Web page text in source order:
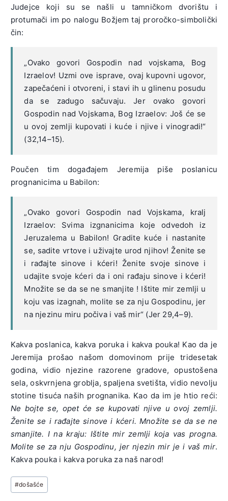
Judejce koji su se našli u tamničkom dvorištu i
protumači im po nalogu Božjem taj proročko-simbolički
čin:
„Ovako govori Gospodin nad vojskama, Bog
Izraelov! Uzmi ove isprave, ovaj kupovni ugovor,
zapečaćeni i otvoreni, i stavi ih u glinenu posudu
da se zadugo sačuvaju. Jer ovako govori
Gospodin nad Vojskama, Bog Izraelov: Još će se
u ovoj zemlji kupovati i kuće i njive i vinogradi!“
(32,14–15).
Poučen tim događajem Jeremija piše poslanicu
prognanicima u Babilon:
„Ovako govori Gospodin nad Vojskama, kralj
Izraelov: Svima izgnanicima koje odvedoh iz
Jeruzalema u Babilon! Gradite kuće i nastanite
se, sadite vrtove i uživajte urod njihov! Ženite se
i rađajte sinove i kćeri! Ženite svoje sinove i
udajite svoje kćeri da i oni rađaju sinove i kćeri!
Množite se da se ne smanjite ! Ištite mir zemlji u
koju vas izagnah, molite se za nju Gospodinu, jer
na njezinu miru počiva i vaš mir“ (Jer 29,4–9).
Kakva poslanica, kakva poruka i kakva pouka! Kao da je
Jeremija prošao našom domovinom prije tridesetak
godina, vidio njezine razorene gradove, opustošena
sela, oskvrnjena groblja, spaljena svetišta, vidio nevolju
stotine tisuća naših prognanika. Kao da im je htio reći:
Ne bojte se, opet će se kupovati njive u ovoj zemlji.
Ženite se i rađajte sinove i kćeri. Množite se da se ne
smanjite. I na kraju: Ištite mir zemlji koja vas progna.
Molite se za nju Gospodinu, jer njezin mir je i vaš mir.
Kakva pouka i kakva poruka za naš narod!
Post
Tags:
#došašće